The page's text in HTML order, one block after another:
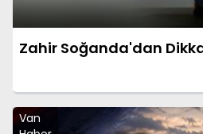
Zahir Soğanda'dan
Van